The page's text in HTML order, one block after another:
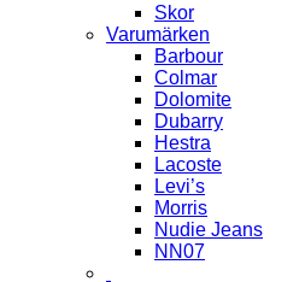
Skor
Varumärken
Barbour
Colmar
Dolomite
Dubarry
Hestra
Lacoste
Levi’s
Morris
Nudie Jeans
NN07